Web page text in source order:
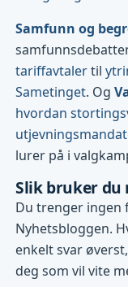
Samfunn og
tariffavtalertil
Sametinget. Og
hvordan
lurer på i
Slik bruker du
Du trenger ingen
Nyhetsbloggen.
enkelt svar
deg som vil vite